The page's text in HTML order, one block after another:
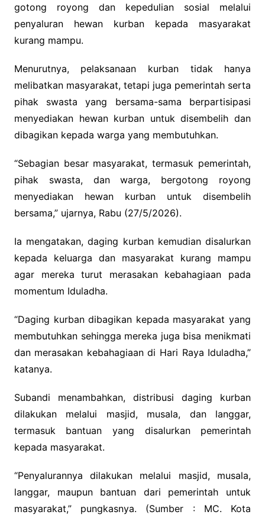
gotong royong dan kepedulian sosial melalui
penyaluran hewan kurban kepada masyarakat
kurang mampu.
Menurutnya, pelaksanaan kurban tidak hanya
melibatkan masyarakat, tetapi juga pemerintah serta
pihak swasta yang bersama-sama berpartisipasi
menyediakan hewan kurban untuk disembelih dan
dibagikan kepada warga yang membutuhkan.
“Sebagian besar masyarakat, termasuk pemerintah,
pihak swasta, dan warga, bergotong royong
menyediakan hewan kurban untuk disembelih
bersama,” ujarnya, Rabu (27/5/2026).
Ia mengatakan, daging kurban kemudian disalurkan
kepada keluarga dan masyarakat kurang mampu
agar mereka turut merasakan kebahagiaan pada
momentum Iduladha.
“Daging kurban dibagikan kepada masyarakat yang
membutuhkan sehingga mereka juga bisa menikmati
dan merasakan kebahagiaan di Hari Raya Iduladha,”
katanya.
Subandi menambahkan, distribusi daging kurban
dilakukan melalui masjid, musala, dan langgar,
termasuk bantuan yang disalurkan pemerintah
kepada masyarakat.
“Penyalurannya dilakukan melalui masjid, musala,
langgar, maupun bantuan dari pemerintah untuk
masyarakat,” pungkasnya. (Sumber : MC. Kota